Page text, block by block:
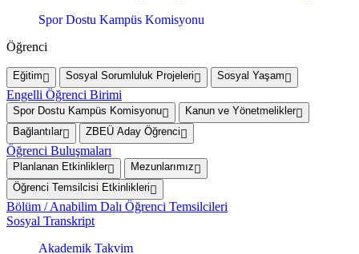
Spor Dostu Kampüs Komisyonu
Öğrenci
Eğitim Sosyal Sorumluluk Projeleri Sosyal Yaşam
Engelli Öğrenci Birimi
Spor Dostu Kampüs Komisyonu
Kanun ve Yönetmelikler
Bağlantılar
ZBEÜ Aday Öğrenci
Öğrenci Buluşmaları
Planlanan Etkinlikler
Mezunlarımız
Öğrenci Temsilcisi Etkinlikleri
Bölüm / Anabilim Dalı Öğrenci Temsilcileri
Sosyal Transkript
Akademik Takvim